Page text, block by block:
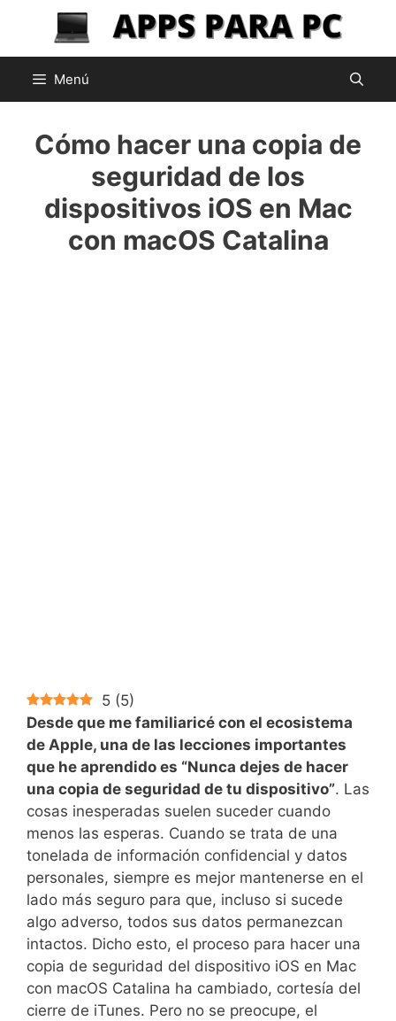
contenido
Menú
Cómo hacer una copia de
seguridad de los
dispositivos iOS en Mac
con macOS Catalina
5 (5)
Desde que me familiaricé con el ecosistema
de Apple, una de las lecciones importantes
que he aprendido es “Nunca dejes de hacer
una copia de seguridad de tu dispositivo”. Las
cosas inesperadas suelen suceder cuando
menos las esperas. Cuando se trata de una
tonelada de información confidencial y datos
personales, siempre es mejor mantenerse en el
lado más seguro para que, incluso si sucede
algo adverso, todos sus datos permanezcan
intactos. Dicho esto, el proceso para hacer una
copia de seguridad del dispositivo iOS en Mac
con macOS Catalina ha cambiado, cortesía del
cierre de iTunes. Pero no se preocupe, el